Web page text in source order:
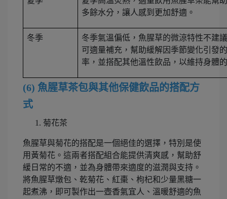
多餘水分，讓人感到更加舒適。
冬季
冬季氣溫偏低，魚腥草的微涼特性不建
可適量補充，幫助緩解因季節變化引發
率，並搭配其他溫性飲品，以維持身體
(6) 魚腥草茶包與其他保健飲品的搭配方
式
菊花茶
魚腥草與菊花的搭配是一個絕佳的選擇，特別是使
用黃菊花。這兩者搭配組合能提供清爽感，幫助舒
緩日常的不適，並為身體帶來適度的滋潤與支持。
將魚腥草燉包、乾菊花、紅棗、枸杞和少量黑糖一
起煮沸，即可製作出一壺香氣宜人、溫暖舒適的魚